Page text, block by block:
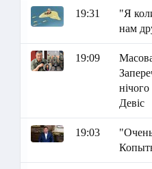
19:31
"Я
нам
19:09
Масова
Девіс
19:03